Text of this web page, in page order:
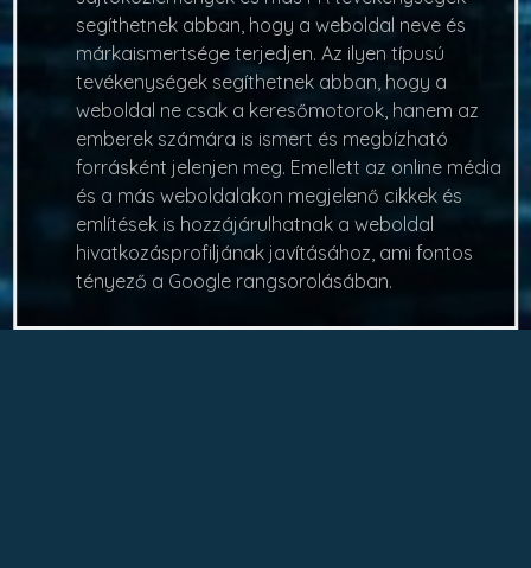
segíthetnek abban, hogy a weboldal neve és
márkaismertsége terjedjen. Az ilyen típusú
tevékenységek segíthetnek abban, hogy a
weboldal ne csak a keresőmotorok, hanem az
emberek számára is ismert és megbízható
forrásként jelenjen meg. Emellett az online média
és a más weboldalakon megjelenő cikkek és
említések is hozzájárulhatnak a weboldal
hivatkozásprofiljának javításához, ami fontos
tényező a Google rangsorolásában.